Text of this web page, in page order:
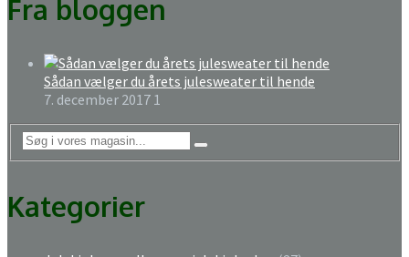
Fra bloggen
Sådan vælger du årets julesweater til hende
7. december 2017 1
Kategorier